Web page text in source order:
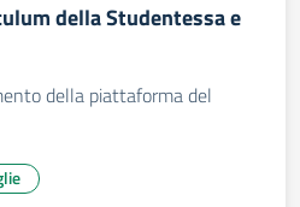
della Studentessa e
della piattaforma del